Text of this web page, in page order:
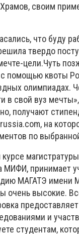
своим
что буду
твердо
цели.Чуть
помощью квоты
олимпиадах.
в свой вуз
получают
на
по
МИФИ, принимает
МАГАТЭ имени
очень высокие.
и
студентам,